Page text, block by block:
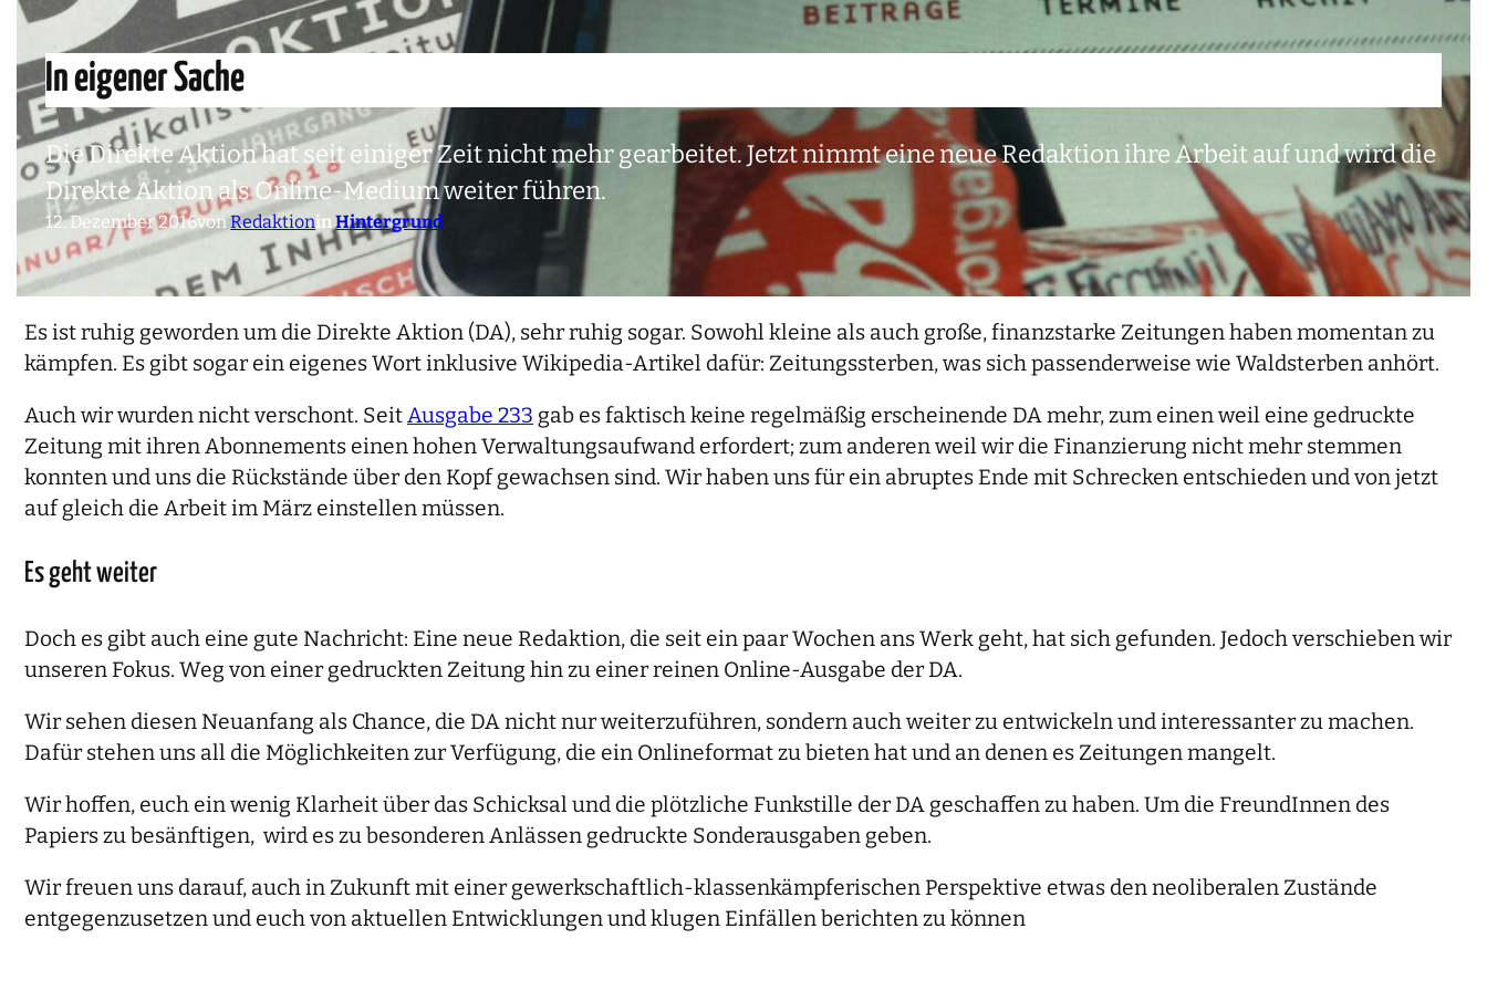
In eigener Sache
Die Direkte Aktion hat seit einiger Zeit nicht mehr gearbeitet. Jetzt nimmt eine neue Redaktion ihre Arbeit auf und wird die
Direkte Aktion als Online-Medium weiter führen.
12. Dezember 2016vonRedaktioninHintergrund
Es ist ruhig geworden um die Direkte Aktion (DA), sehr ruhig sogar. Sowohl kleine als auch große, finanzstarke Zeitungen haben momentan zu
kämpfen. Es gibt sogar ein eigenes Wort inklusive Wikipedia-Artikel dafür: Zeitungssterben, was sich passenderweise wie Waldsterben anhört.
Auch wir wurden nicht verschont. SeitAusgabe 233 gab es faktisch keine regelmäßig erscheinende DA mehr, zum einen weil eine gedruckte
Zeitung mit ihren Abonnements einen hohen Verwaltungsaufwand erfordert; zum anderen weil wir die Finanzierung nicht mehr stemmen
konnten und uns die Rückstände über den Kopf gewachsen sind. Wir haben uns für ein abruptes Ende mit Schrecken entschieden und von jetzt
auf gleich die Arbeit im März einstellen müssen.
Es geht weiter
Doch es gibt auch eine gute Nachricht: Eine neue Redaktion, die seit ein paar Wochen ans Werk geht, hat sich gefunden. Jedoch verschieben wir
unseren Fokus. Weg von einer gedruckten Zeitung hin zu einer reinen Online-Ausgabe der DA.
Wir sehen diesen Neuanfang als Chance, die DA nicht nur weiterzuführen, sondern auch weiter zu entwickeln und interessanter zu machen.
Dafür stehen uns all die Möglichkeiten zur Verfügung, die ein Onlineformat zu bieten hat und an denen es Zeitungen mangelt.
Wir hoffen, euch ein wenig Klarheit über das Schicksal und die plötzliche Funkstille der DA geschaffen zu haben. Um die FreundInnen des
Papiers zu besänftigen, wird es zu besonderen Anlässen gedruckte Sonderausgaben geben.
Wir freuen uns darauf, auch in Zukunft mit einer gewerkschaftlich-klassenkämpferischen Perspektive etwas den neoliberalen Zustände
entgegenzusetzen und euch von aktuellen Entwicklungen und klugen Einfällen berichten zu können